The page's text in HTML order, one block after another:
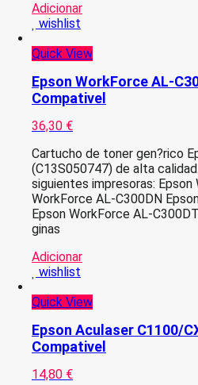
Adicionar
wishlist
Quick View
Epson WorkForce AL-
Compativel
36,30 €
Cartucho de toner gen?rico
(C13S050747) de alta
siguientes impresoras:
WorkForce AL-C300DN
Epson WorkForce AL-
ginas
Adicionar
wishlist
Quick View
Epson Aculaser C1100/
Compativel
14,80 €